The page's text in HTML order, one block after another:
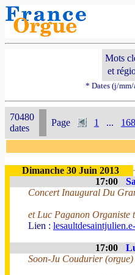
Mots
et
* Dates (j/mm/
70480
dates
Page 1 ...
Dimanche 30 Juin 2013
17:00
Concert Inaugural Du
et Luc Paganon Organiste
Lien :
17:00
Soon-Ju Coudurier